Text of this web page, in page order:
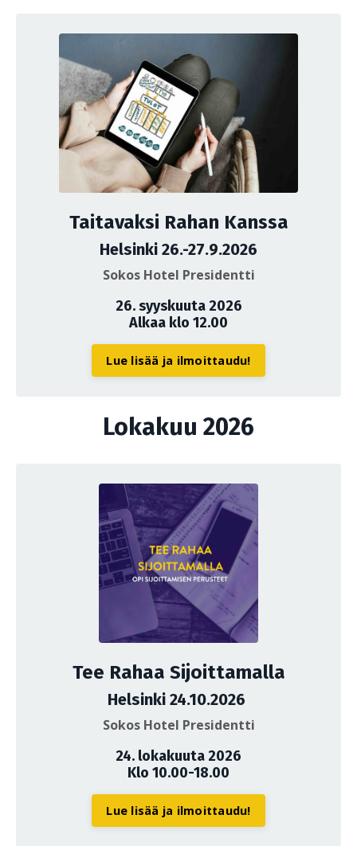
Taitavaksi Rahan Kanssa
Helsinki 26.-27.9.2026
Sokos Hotel Presidentti
26. syyskuuta 2026
Alkaa klo 12.00
Lue lisää ja ilmoittaudu!
Lokakuu 2026
Tee Rahaa Sijoittamalla
Helsinki 24.10.2026
Sokos Hotel Presidentti
24. lokakuuta 2026
Klo 10.00-18.00
Lue lisää ja ilmoittaudu!